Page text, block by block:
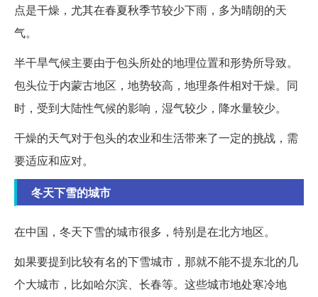
点是干燥，尤其在春夏秋季节较少下雨，多为晴朗的天
气。
半干旱气候主要由于包头所处的地理位置和形势所导致。
包头位于内蒙古地区，地势较高，地理条件相对干燥。同
时，受到大陆性气候的影响，湿气较少，降水量较少。
干燥的天气对于包头的农业和生活带来了一定的挑战，需
要适应和应对。
冬天下雪的城市
在中国，冬天下雪的城市很多，特别是在北方地区。
如果要提到比较有名的下雪城市，那就不能不提东北的几
个大城市，比如哈尔滨、长春等。这些城市地处寒冷地